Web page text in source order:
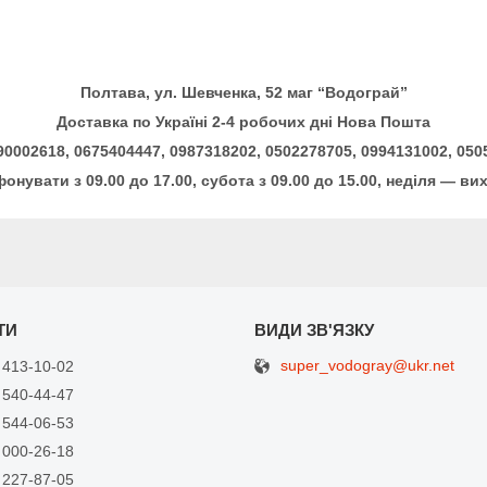
Полтава, ул. Шевченка, 52 маг “Водограй”
Доставка по Україні 2-4 робочих дні Нова Пошта
0675404447, 0987318202, 0502278705, 0994131002,
з 09.00 до 17.00, субота з 09.00 до 15.00, неділя —
10-02
44-47
06-53
26-18
87-05
super_vodogray@ukr.net